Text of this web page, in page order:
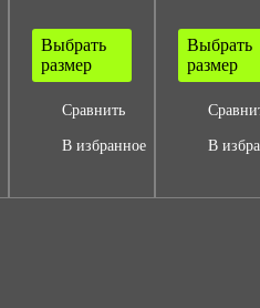
Выбрать
размер
Сравнить
В избранное
Выбрать
размер
В